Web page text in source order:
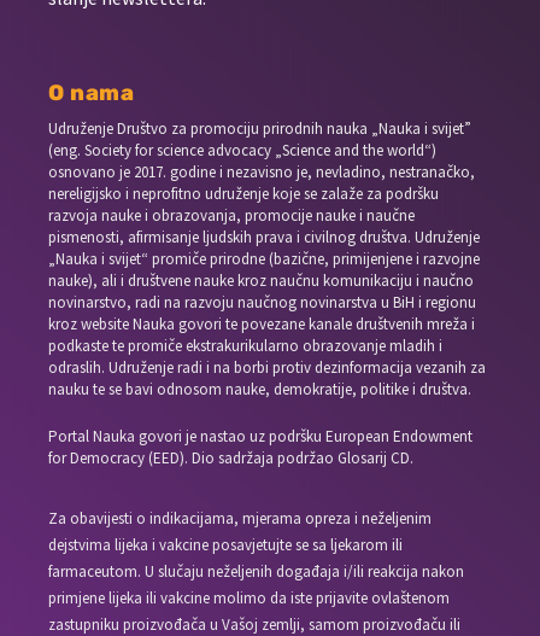
O nama
Udruženje Društvo za promociju prirodnih nauka „Nauka i svijet”
(eng. Society for science advocacy „Science and the world“)
osnovano je 2017. godine i nezavisno je, nevladino, nestranačko,
nereligijsko i neprofitno udruženje koje se zalaže za podršku
razvoja nauke i obrazovanja, promocije nauke i naučne
pismenosti, afirmisanje ljudskih prava i civilnog društva. Udruženje
„Nauka i svijet“ promiče prirodne (bazične, primijenjene i razvojne
nauke), ali i društvene nauke kroz naučnu komunikaciju i naučno
novinarstvo, radi na razvoju naučnog novinarstva u BiH i regionu
kroz website Nauka govori te povezane kanale društvenih mreža i
podkaste te promiče ekstrakurikularno obrazovanje mladih i
odraslih. Udruženje radi i na borbi protiv dezinformacija vezanih za
nauku te se bavi odnosom nauke, demokratije, politike i društva.
Portal Nauka govori je nastao uz podršku European Endowment
for Democracy (EED). Dio sadržaja podržao Glosarij CD.
Za obavijesti o indikacijama, mjerama opreza i neželjenim
dejstvima lijeka i vakcine posavjetujte se sa ljekarom ili
farmaceutom. U slučaju neželjenih događaja i/ili reakcija nakon
primjene lijeka ili vakcine molimo da iste prijavite ovlaštenom
zastupniku proizvođača u Vašoj zemlji, samom proizvođaču ili